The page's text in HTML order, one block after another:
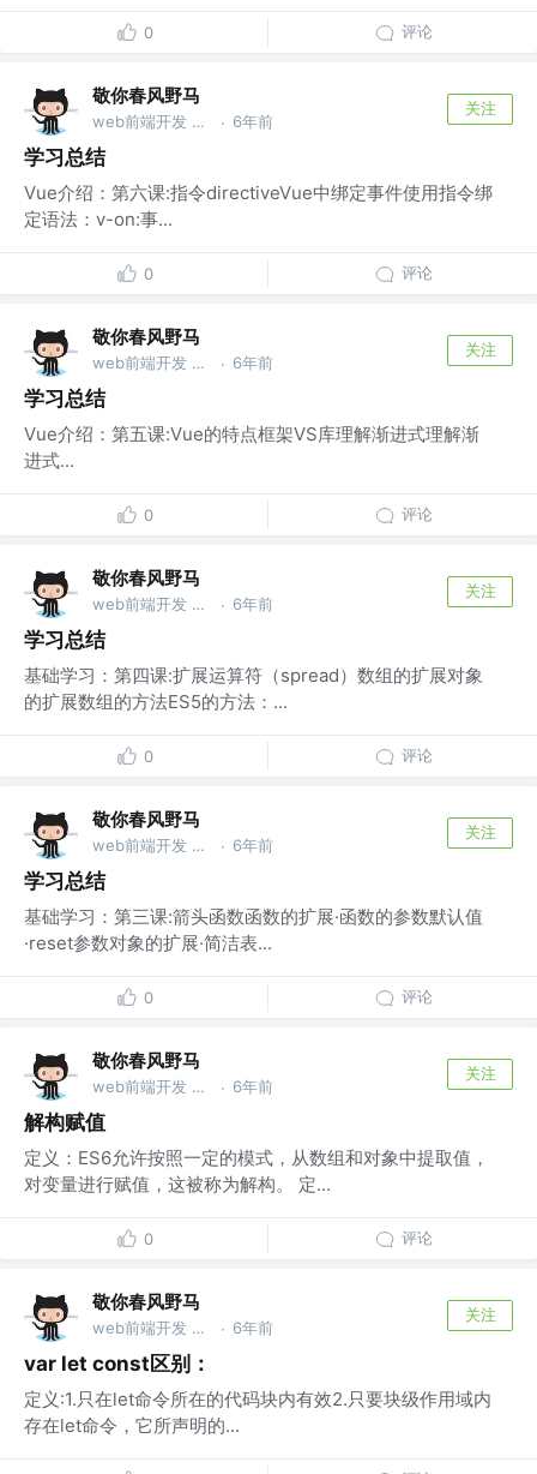
0 评论
敬你春风野马
web前端开发 @wu · 6年前
关注
学习总结
Vue介绍：第六课:指令directiveVue中绑定事件使用指令绑
定语法：v-on:事...
0 评论
敬你春风野马
web前端开发 @wu · 6年前
关注
学习总结
Vue介绍：第五课:Vue的特点框架VS库理解渐进式理解渐
进式...
0 评论
敬你春风野马
web前端开发 @wu · 6年前
关注
学习总结
基础学习：第四课:扩展运算符（spread）数组的扩展对象
的扩展数组的方法ES5的方法：...
0 评论
敬你春风野马
web前端开发 @wu · 6年前
关注
学习总结
基础学习：第三课:箭头函数函数的扩展·函数的参数默认值
·reset参数对象的扩展·简洁表...
0 评论
敬你春风野马
web前端开发 @wu · 6年前
关注
解构赋值
定义：ES6允许按照一定的模式，从数组和对象中提取值，
对变量进行赋值，这被称为解构。 定...
0 评论
敬你春风野马
web前端开发 @wu · 6年前
关注
var let const区别：
定义:1.只在let命令所在的代码块内有效2.只要块级作用域内
存在let命令，它所声明的...